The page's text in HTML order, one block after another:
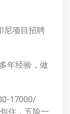
尼项目招聘
年经验，做
17000/
住，五险一